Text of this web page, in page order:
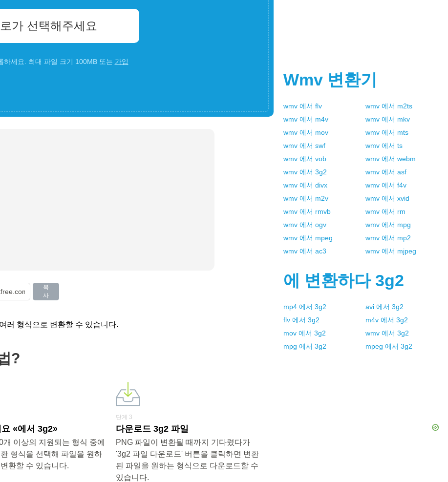
가 선택해주세요
하세요. 최대 파일 크기 100MB 또는 가입
복
사
러 형식으로 변환할 수 있습니다.
?
«에서 3g2»
개 이상의 지원되는 형식 중에
형식을 선택해 파일을 원하
환할 수 있습니다.
단계 3
다운로드 3g2 파일
PNG 파일이 변환될 때까지 기다렸다가
'3g2 파일 다운로드' 버튼을 클릭하면 변환
된 파일을 원하는 형식으로 다운로드할 수
있습니다.
Wmv 변환기
wmv 에서 flv wmv 에서 m2ts
wmv 에서 m4v wmv 에서 mkv
wmv 에서 mov wmv 에서 mts
wmv 에서 swf wmv 에서 ts
wmv 에서 vob wmv 에서 webm
wmv 에서 3g2 wmv 에서 asf
wmv 에서 divx wmv 에서 f4v
wmv 에서 m2v wmv 에서 xvid
wmv 에서 rmvb wmv 에서 rm
wmv 에서 ogv wmv 에서 mpg
wmv 에서 mpeg wmv 에서 mp2
wmv 에서 ac3 wmv 에서 mjpeg
에 변환하다 3g2
mp4 에서 3g2 avi 에서 3g2
flv 에서 3g2 m4v 에서 3g2
mov 에서 3g2 wmv 에서 3g2
mpg 에서 3g2 mpeg 에서 3g2